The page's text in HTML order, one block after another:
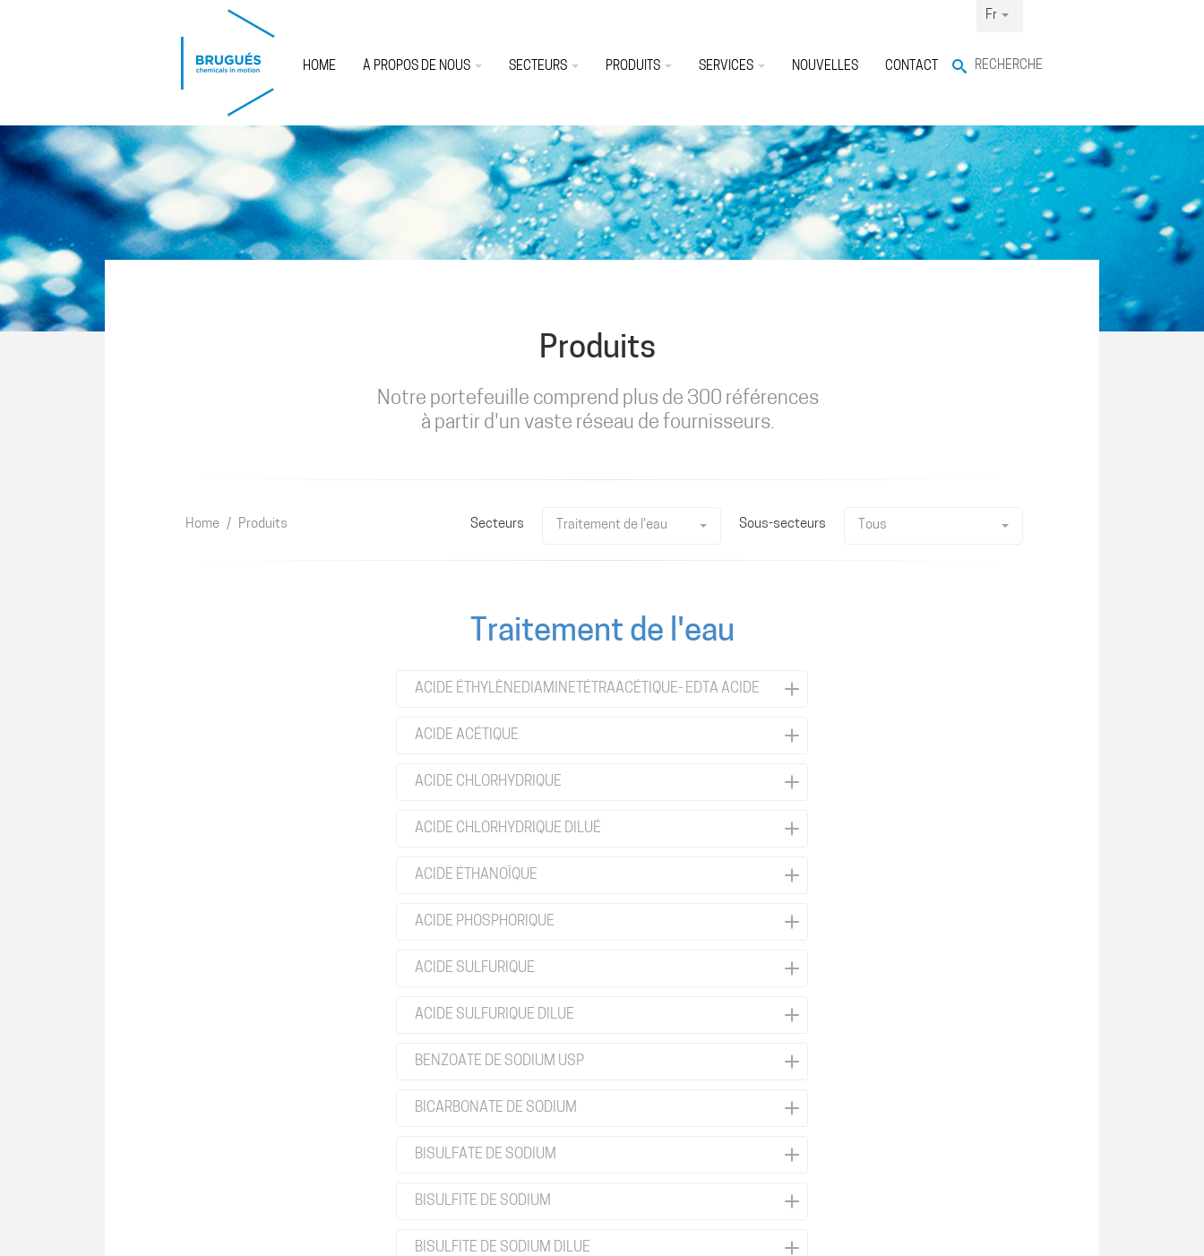
Fr
RECHERCHE
HOME À PROPOS DE NOUS SECTEURS PRODUITS SERVICES NOUVELLES CONTACT
Produits
Notre portefeuille comprend plus de 300 références
à partir d'un vaste réseau de fournisseurs.
Home / Produits Secteurs Traitement de l'eau Sous-secteurs Tous
Traitement de l'eau
ACIDE ÉTHYLÈNEDIAMINETÉTRAACÉTIQUE- EDTA ACIDE
ACIDE ACÉTIQUE
ACIDE CHLORHYDRIQUE
ACIDE CHLORHYDRIQUE DILUÉ
ACIDE ÉTHANOÏQUE
ACIDE PHOSPHORIQUE
ACIDE SULFURIQUE
ACIDE SULFURIQUE DILUE
BENZOATE DE SODIUM USP
BICARBONATE DE SODIUM
BISULFATE DE SODIUM
BISULFITE DE SODIUM
BISULFITE DE SODIUM DILUE